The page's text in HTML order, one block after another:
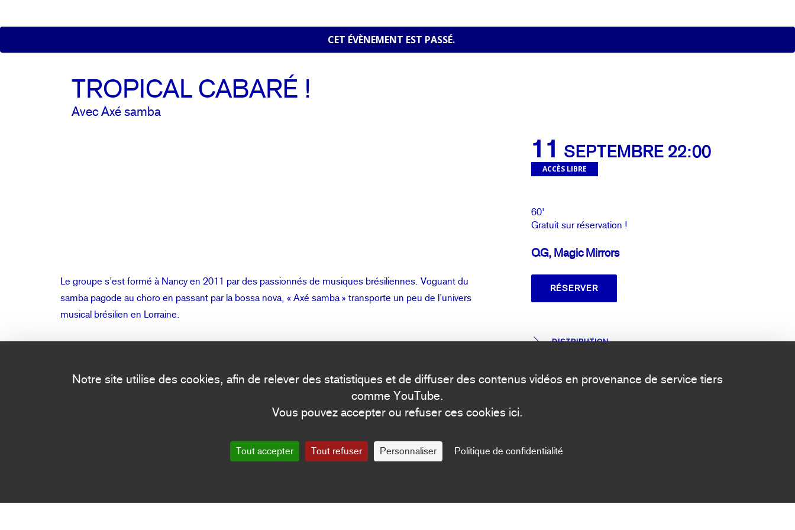
CET ÉVÈNEMENT EST PASSÉ.
TROPICAL CABARÉ !
Avec Axé samba
Le groupe s’est formé à Nancy en 2011 par des passionnés de musiques brésiliennes. Voguant du
samba pagode au choro en passant par la bossa nova, « Axé samba » transporte un peu de l’univers
musical brésilien en Lorraine.
11 SEPTEMBRE 22:00
ACCÈS LIBRE
60'
Gratuit sur réservation !
QG, Magic Mirrors
RÉSERVER
DISTRIBUTION
Notre site utilise des cookies, afin de relever des statistiques et de diffuser des contenus vidéos en provenance de service tiers
comme YouTube.
Vous pouvez accepter ou refuser ces cookies ici.
Tout accepter Tout refuser Personnaliser Politique de confidentialité